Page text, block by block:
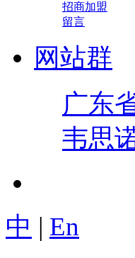
招商加盟
留言
网站群
广东
韦思
中 | En